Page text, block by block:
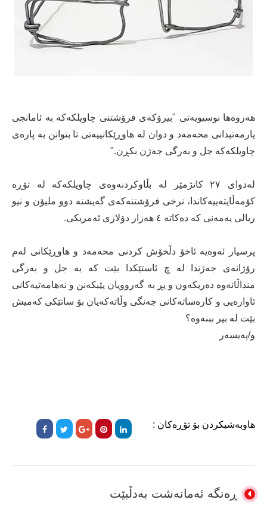
هەروەها نوسیویەتی "بیرۆکەی فرۆشتنی چاویلکەکە بە ئامانجی
یارمەتیدانی محەمەد و دوان لە هاوڕێکانییەتی تا بتوانن بە پارەی
چاویلکەکە جل و بەرگی جەژن بکڕن."
لەدوای ٢٧ کاتژمێر لە بڵاوکردنەوەی چاویلکەکە لە تۆڕە
کۆمەڵایتەییەکاندا، نرخی فرۆشتنەکەی گەیشتە دوو ملیۆن و نیو
ریالی یەمەنی کە دەکاتە ٤ هەزار دۆلاری ئەمریکی.
پرسیار ئەوەیە ئاخۆ دڵخۆش كردنی محەمەد و هاوڕێكانی لەم
رۆژانەی جەژندا لە چ ئاستێكدا بێت كە بە جل و بەرگی
منداڵانەوە دەربكەون و پڕ بە گەروویان پێبكەنن و نەهامەتیەكانی
ئاوارەیی و كارەساتەكانی جەنگی وڵاتەكەیان بۆ ساتێكی كەمیش
بێت لە بیر ببنەوە؟
و/پەیسەر
هاوبەشیکردن بۆ تۆڕەکان :
ڕەنگە ئەمانەشت بەدڵبێت